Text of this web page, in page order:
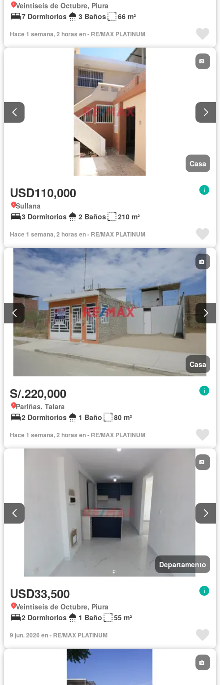
Veintiseis de Octubre, Piura
7 Dormitorios
3 Baños 66 m²
Hace 1 semana, 2 horas en - RE/MAX PLATINUM
Casa
USD110,000
Sullana
3 Dormitorios
2 Baños 210 m²
Hace 1 semana, 2 horas en - RE/MAX PLATINUM
Casa
S/.220,000
Pariñas, Talara
2 Dormitorios
1 Baño 80 m²
Hace 1 semana, 2 horas en - RE/MAX PLATINUM
Departamento
USD33,500
Veintiseis de Octubre, Piura
2 Dormitorios
1 Baño 55 m²
9 jun. 2026 en - RE/MAX PLATINUM